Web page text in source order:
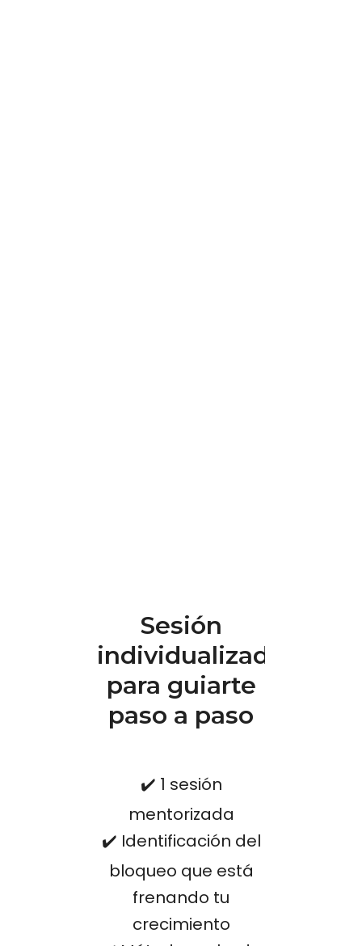
Sesión
individualizada
para guiarte
paso a paso
✔️ 1 sesión
mentorizada
✔️ Identificación del
bloqueo que está
frenando tu
crecimiento